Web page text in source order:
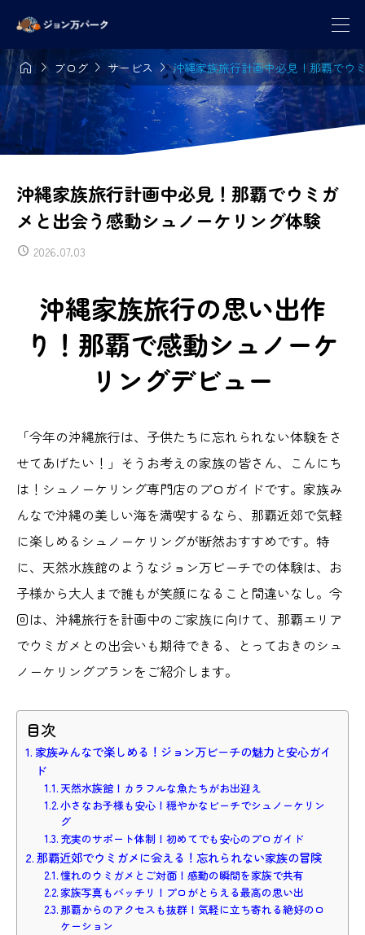
 ブログ サービス 沖縄家族旅行計画中必見！那覇でウ
沖縄家族旅行計画中必見！那覇でウミガ
メと出会う感動シュノーケリング体験
2026.07.03
沖縄家族旅行の思い出作
り！那覇で感動シュノーケ
リングデビュー
「今年の沖縄旅行は、子供たちに忘れられない体験をさ
せてあげたい！」そうお考えの家族の皆さん、こんにち
は！シュノーケリング専門店のプロガイドです。家族み
んなで沖縄の美しい海を満喫するなら、那覇近郊で気軽
に楽しめるシュノーケリングが断然おすすめです。特
に、天然水族館のようなジョン万ビーチでの体験は、お
子様から大人まで誰もが笑顔になること間違いなし。今
回は、沖縄旅行を計画中のご家族に向けて、那覇エリア
でウミガメとの出会いも期待できる、とっておきのシュ
ノーケリングプランをご紹介します。
目次
家族みんなで楽しめる！ジョン万ビーチの魅力と安心ガイ
ド
天然水族館！カラフルな魚たちがお出迎え
小さなお子様も安心！穏やかなビーチでシュノーケリン
グ
充実のサポート体制！初めてでも安心のプロガイド
那覇近郊でウミガメに会える！忘れられない家族の冒険
憧れのウミガメとご対面！感動の瞬間を家族で共有
家族写真もバッチリ！プロがとらえる最高の思い出
那覇からのアクセスも抜群！気軽に立ち寄れる絶好のロ
ケーション